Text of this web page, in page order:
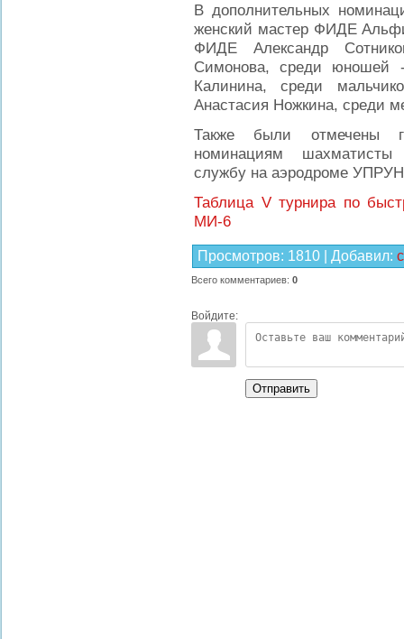
В дополнительных
женский мастер ФИДЕ
ФИДЕ Александр
Симонова, среди юношей
Калинина, среди
Анастасия Ножкина, среди
Также были отмечены
номинациям
службу на аэродроме
Таблица V турнира по
МИ-6
Просмотров: 1810 Добавил:
Всего комментариев: 0
Войдите:
Отправить